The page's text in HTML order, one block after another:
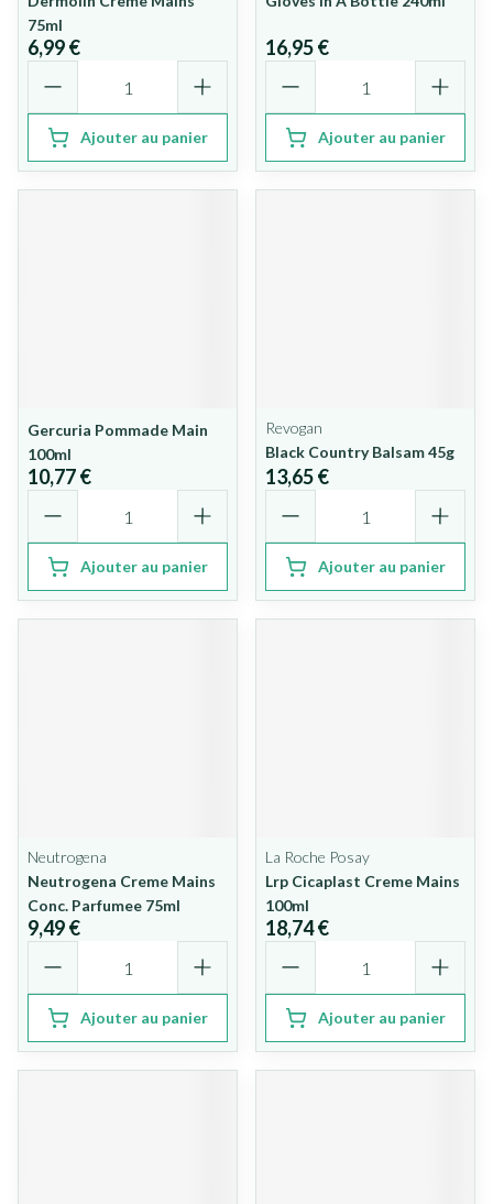
75ml
6,99 €
Ajouter au panier
16,95 €
Ajouter au panier
Gercuria Pommade Main
100ml
10,77 €
Ajouter au panier
Revogan
Black Country Balsam 45g
13,65 €
Ajouter au panier
Neutrogena
Neutrogena Creme Mains
Conc. Parfumee 75ml
9,49 €
Ajouter au panier
La Roche Posay
Lrp Cicaplast Creme Mains
100ml
18,74 €
Ajouter au panier